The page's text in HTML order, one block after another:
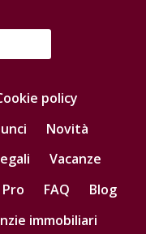
policy
Novità
Vacanze
FAQ
Blog
immobiliari